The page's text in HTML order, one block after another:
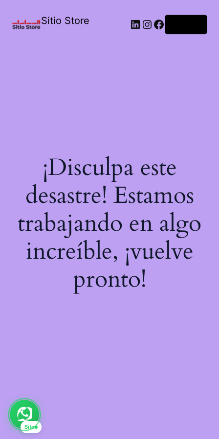
Sitio Store
¡Disculpa este
desastre! Estamos
trabajando en algo
increíble, ¡vuelve
pronto!
Sito